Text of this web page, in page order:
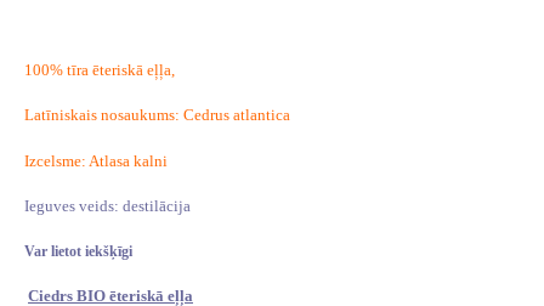
100% tīra ēteriskā eļļa,
Latīniskais nosaukums: Cedrus atlantica
Izcelsme: Atlasa kalni
Ieguves veids: destilācija
Var lietot iekšķīgi
Ciedrs BIO ēteriskā eļļa